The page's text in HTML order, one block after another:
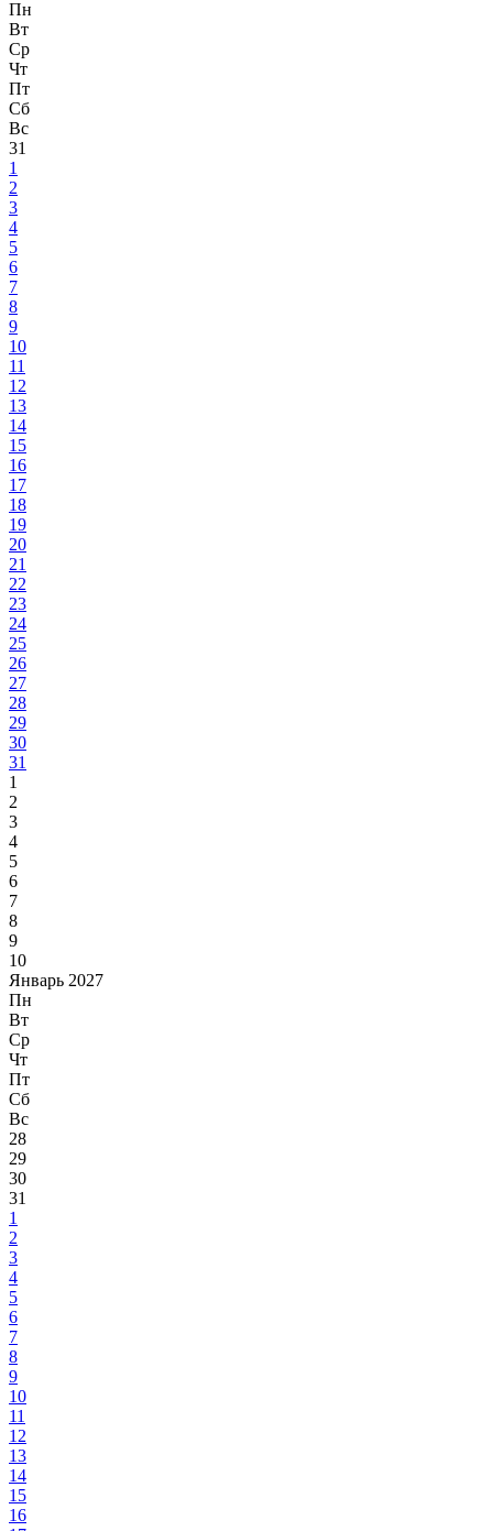
Пн
Вт
Ср
Чт
Пт
Сб
Вс
31
1
2
3
4
5
6
7
8
9
10
11
12
13
14
15
16
17
18
19
20
21
22
23
24
25
26
27
28
29
30
31
1
2
3
4
5
6
7
8
9
10
Январь 2027
Пн
Вт
Ср
Чт
Пт
Сб
Вс
28
29
30
31
1
2
3
4
5
6
7
8
9
10
11
12
13
14
15
16